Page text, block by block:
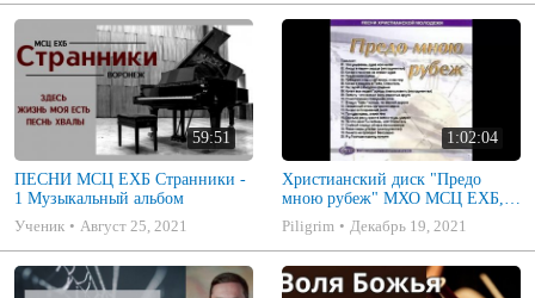
59:51
ПЕСНИ МСЦ ЕХБ Странники -
1 Музыкальный альбом
Ученик
Август 25, 2021
1:02:04
Христианский диск "Предо
мною рубеж" МХО МСЦ ЕХБ,
музыкальный альбом, пение,
музыка
Piligrim Декабрь 19, 2021